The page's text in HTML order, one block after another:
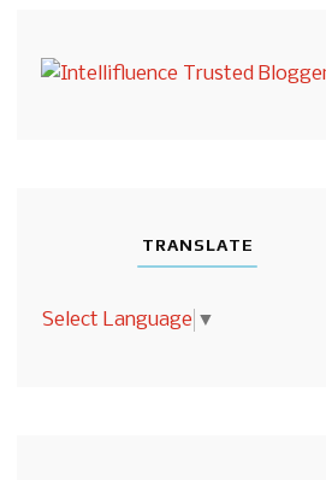
TRANSLATE
Select Language ▼